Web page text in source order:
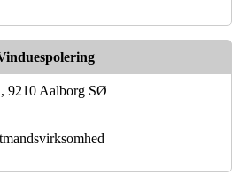
9210 Aalborg SØ